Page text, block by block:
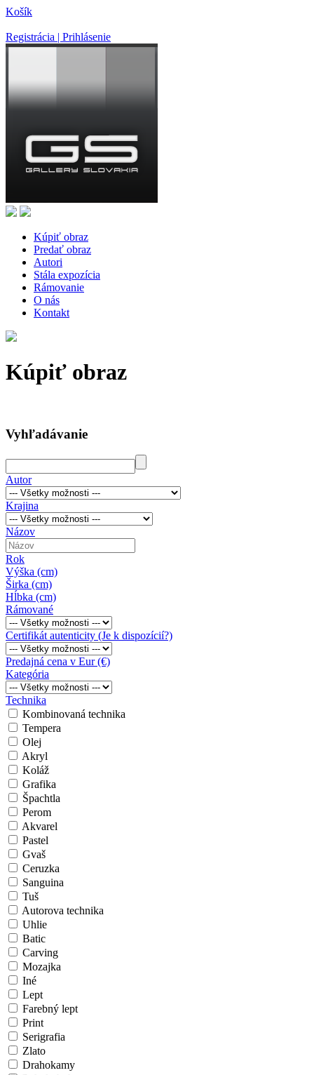
Košík
Registrácia | Prihlásenie
Kúpiť obraz
Predať obraz
Autori
Stála expozícia
Rámovanie
O nás
Kontakt
Kúpiť obraz
Vyhľadávanie
Autor
Krajina
Názov
Rok
Výška (cm)
Širka (cm)
Hĺbka (cm)
Rámované
Certifikát autenticity (Je k dispozícií?)
Predajná cena v Eur (€)
Kategória
Technika
Kombinovaná technika
Tempera
Olej
Akryl
Koláž
Grafika
Špachtla
Perom
Akvarel
Pastel
Gvaš
Ceruzka
Sanguina
Tuš
Autorova technika
Uhlie
Batic
Carving
Mozajka
Iné
Lept
Farebný lept
Print
Serigrafia
Zlato
Drahokamy